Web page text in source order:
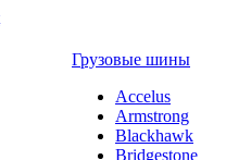
Грузовые шины
Accelus
Armstrong
Blackhawk
Bridgestone